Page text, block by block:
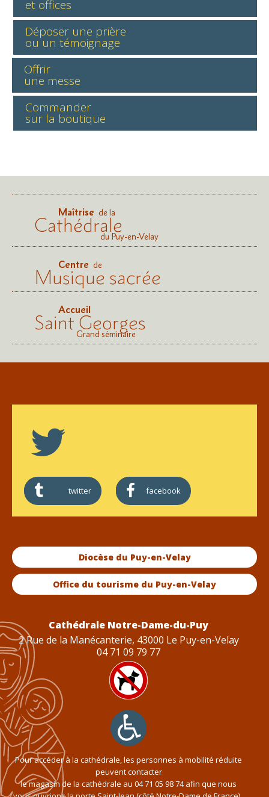
et offices
Déposer une prière
ou un témoignage
Offrir
une messe
Commander
sur la boutique
Maîtrise de la
Cathédraledu Puy-en-Velay
Centre de
Musique sacrée
Accueil
Saint Georges
Grand séminaire
twitter facebook
Diocèse du Puy-en-Velay
Office du tourisme du Puy-en-Velay
Cathédrale Notre-Dame-du-Puy
2 Rue de la Manécanterie, 43000 Le Puy-en-Velay
04 71 09 79 77
Pour accéder à la cathédrale, les personnes à mobilité réduite
peuvent contacter
le magasin de la cathédrale au 04 71 05 98 74afin que nous